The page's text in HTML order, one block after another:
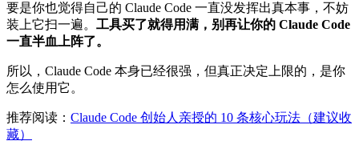
要是你也觉得自己的 Claude Code 一直没发挥出真本事，不妨
装上它扫一遍。 工具买了就得用满，别再让你的 Claude Code
一直半血上阵了。
所以，Claude Code 本身已经很强，但真正决定上限的，是你
怎么使用它。
推荐阅读： Claude Code 创始人亲授的 10 条核心玩法（建议收
藏）